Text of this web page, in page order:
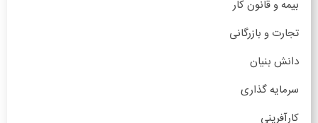
بیمه و قانون کار
تجارت و بازرگانی
دانش بنیان
سرمایه گذاری
کارآفرینی